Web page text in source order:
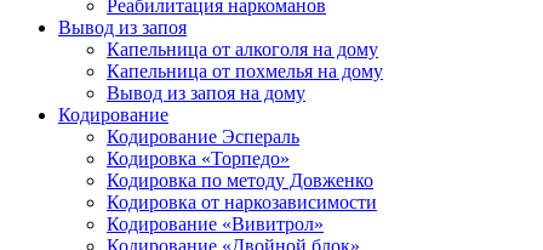
Реабилитация наркоманов
Вывод из запоя
Капельница от алкоголя на дому
Капельница от похмелья на дому
Вывод из запоя на дому
Кодирование
Кодирование Эспераль
Кодировка «Торпедо»
Кодировка по методу Довженко
Кодировка от наркозависимости
Кодирование «Вивитрол»
Кодирование «Двойной блок»